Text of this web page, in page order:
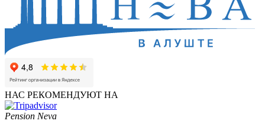
НАС РЕКОМЕНДУЮТ НА
Pension Neva